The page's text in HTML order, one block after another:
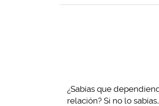
¿Sabías que
relación? Si no lo